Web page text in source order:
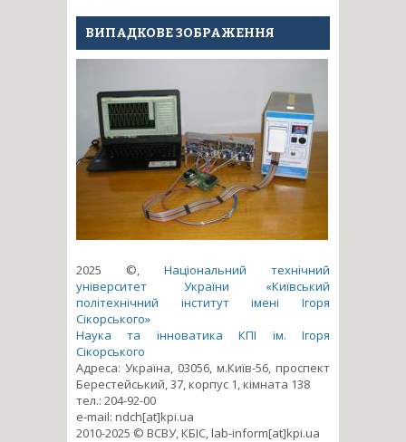
ВИПАДКОВЕ ЗОБРАЖЕННЯ
2025 ©, Національний технічний
університет України «Київський
політехнічний інститут імені Ігоря
Сікорського»
Наука та інноватика КПІ ім. Ігоря
Сікорського
Адреса: Україна, 03056, м.Київ-56, проспект
Берестейський, 37, корпус 1, кімната 138
тел.: 204-92-00
e-mail: ndch[at]kpi.ua
2010-2025 © ВСВУ, КБІС, lab-inform[at]kpi.ua